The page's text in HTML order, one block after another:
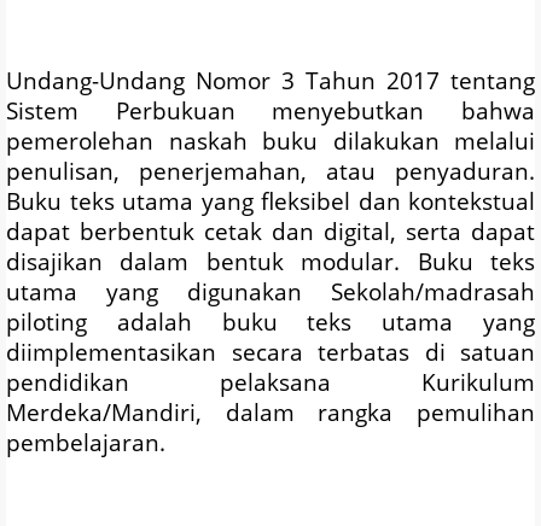
Undang-Undang Nomor 3 Tahun 2017 tentang
Sistem Perbukuan menyebutkan bahwa
pemerolehan naskah buku dilakukan melalui
penulisan, penerjemahan, atau penyaduran.
Buku teks utama yang fleksibel dan kontekstual
dapat berbentuk cetak dan digital, serta dapat
disajikan dalam bentuk modular. Buku teks
utama yang digunakan Sekolah/madrasah
piloting adalah buku teks utama yang
diimplementasikan secara terbatas di satuan
pendidikan pelaksana Kurikulum
Merdeka/Mandiri, dalam rangka pemulihan
pembelajaran.